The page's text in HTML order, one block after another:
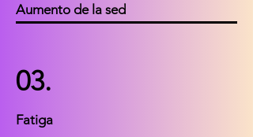
Aumento de la sed
03.
Fatiga